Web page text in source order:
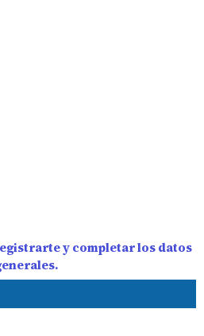
y completar los datos